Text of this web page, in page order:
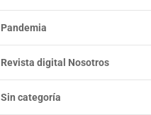
Pandemia
Revista digital Nosotros
Sin categoría